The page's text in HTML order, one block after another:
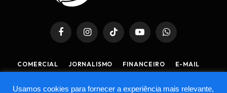
FacebookInstagramTikTok YouTubeWhatsApp
COMERCIAL JORNALISMO FINANCEIRO
E-MAIL
Usamos cookies para fornecer a experiência mais relevante,